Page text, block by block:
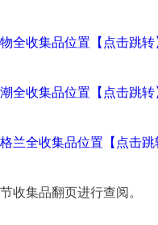
全收集品位置【点击跳转
全收集品位置【点击跳转
兰全收集品位置【点击跳
收集品翻页进行查阅。